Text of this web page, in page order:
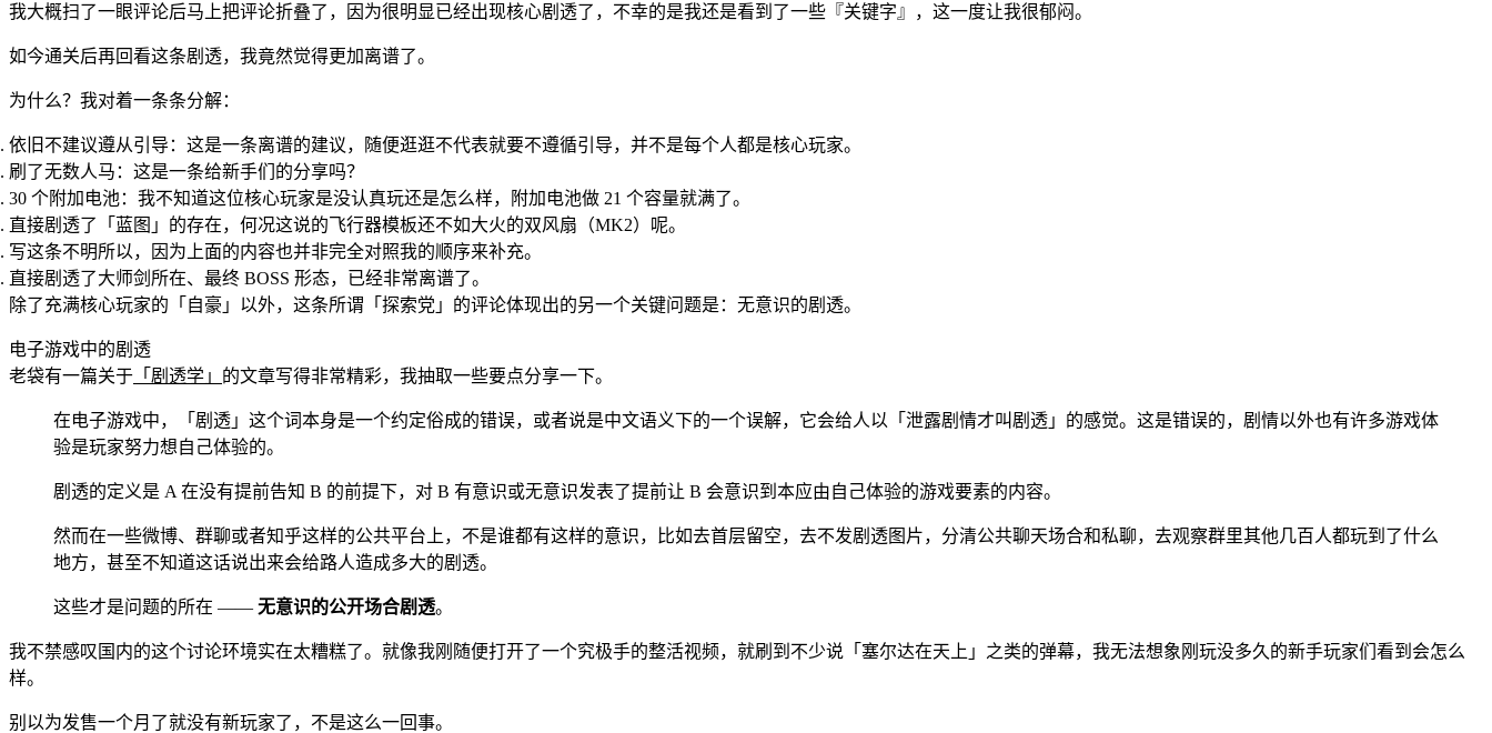
我大概扫了一眼评论后马上把评论折叠了，因为很明显已经出现核心剧透了，不幸的是我还是看到了一些『关键字』，这一度让我很郁闷。
如今通关后再回看这条剧透，我竟然觉得更加离谱了。
为什么？我对着一条条分解：
依旧不建议遵从引导：这是一条离谱的建议，随便逛逛不代表就要不遵循引导，并不是每个人都是核心玩家。
刷了无数人马：这是一条给新手们的分享吗？
30 个附加电池：我不知道这位核心玩家是没认真玩还是怎么样，附加电池做 21 个容量就满了。
直接剧透了「蓝图」的存在，何况这说的飞行器模板还不如大火的双风扇（MK2）呢。
写这条不明所以，因为上面的内容也并非完全对照我的顺序来补充。
直接剧透了大师剑所在、最终 BOSS 形态，已经非常离谱了。
除了充满核心玩家的「自豪」以外，这条所谓「探索党」的评论体现出的另一个关键问题是：无意识的剧透。
电子游戏中的剧透
老袋有一篇关于 「剧透学」 的文章写得非常精彩，我抽取一些要点分享一下。
在电子游戏中，「剧透」这个词本身是一个约定俗成的错误，或者说是中文语义下的一个误解，它会给人以「泄露剧情才叫剧透」的感觉。这是错误的，剧情以外也有许多游戏体
验是玩家努力想自己体验的。
剧透的定义是 A 在没有提前告知 B 的前提下，对 B 有意识或无意识发表了提前让 B 会意识到本应由自己体验的游戏要素的内容。
然而在一些微博、群聊或者知乎这样的公共平台上，不是谁都有这样的意识，比如去首层留空，去不发剧透图片，分清公共聊天场合和私聊，去观察群里其他几百人都玩到了什么
地方，甚至不知道这话说出来会给路人造成多大的剧透。
这些才是问题的所在 —— 无意识的公开场合剧透。
我不禁感叹国内的这个讨论环境实在太糟糕了。就像我刚随便打开了一个究极手的整活视频，就刷到不少说「塞尔达在天上」之类的弹幕，我无法想象刚玩没多久的新手玩家们看到会怎么
样。
别以为发售一个月了就没有新玩家了，不是这么一回事。